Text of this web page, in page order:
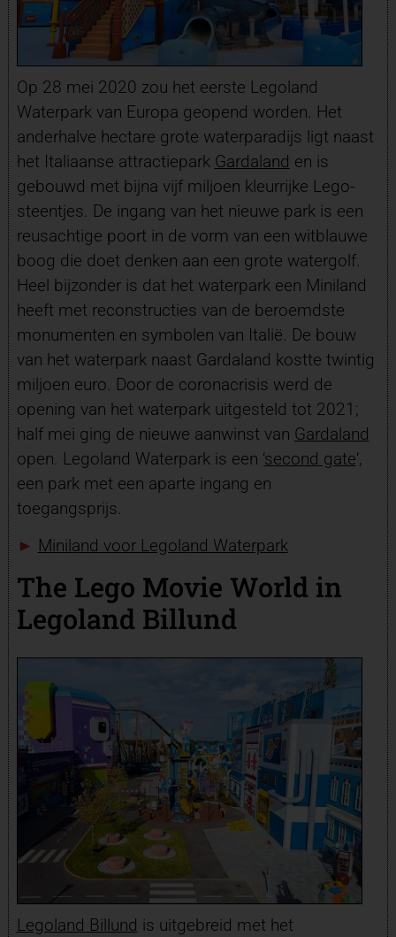
Op 28 mei 2020 zou het eerste Legoland
Waterpark van Europa geopend worden. Het
anderhalve hectare grote waterparadijs ligt naast
het Italiaanse attractiepark Gardaland en is
gebouwd met bijna vijf miljoen kleurrijke Lego-
steentjes. De ingang van het nieuwe park is een
reusachtige poort in de vorm van een witblauwe
boog die doet denken aan een grote watergolf.
Heel bijzonder is dat het waterpark een Miniland
heeft met reconstructies van de beroemdste
monumenten en symbolen van Italië. De bouw
van het waterpark naast Gardaland kostte twintig
miljoen euro. Door de coronacrisis werd de
opening van het waterpark uitgesteld tot 2021;
half mei ging de nieuwe aanwinst van Gardaland
open. Legoland Waterpark is een ‘second gate‘,
een park met een aparte ingang en
toegangsprijs.
► Miniland voor Legoland Waterpark
The Lego Movie World in
Legoland Billund
Legoland Billund is uitgebreid met het